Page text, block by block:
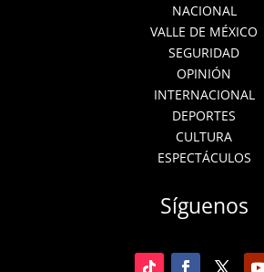
NACIONAL
VALLE DE MÉXICO
SEGURIDAD
OPINIÓN
INTERNACIONAL
DEPORTES
CULTURA
ESPECTÁCULOS
Síguenos